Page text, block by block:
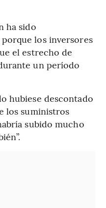
ha sido
los inversores
el estrecho de
un período
hubiese descontado
los suministros
subido mucho